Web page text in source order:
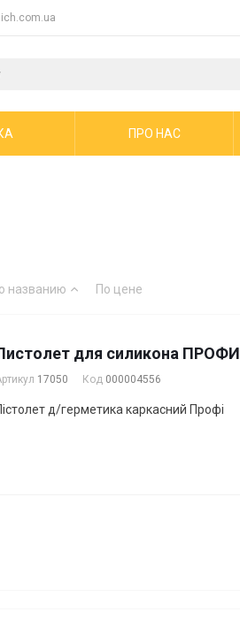
ПРО НАС
названию По цене
для силикона ПРОФИ
17050 Код 000004556
д/герметика каркасний Профі